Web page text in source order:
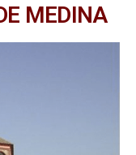
MEDINA